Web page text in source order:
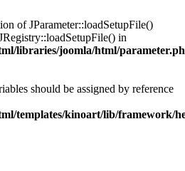
of JParameter::loadSetupFile()
in
libraries/joomla/html/
should be assigned by reference
templates/kinoart/lib/framework/